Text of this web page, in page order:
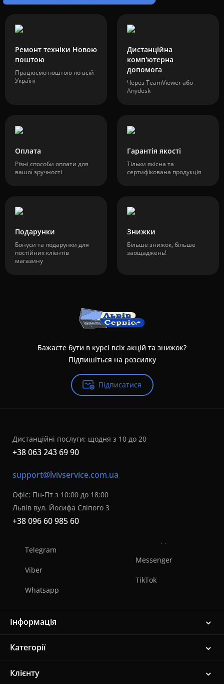
Ремонт техніки Новою
поштою
Працюємо поштою по всій
Україні
Дистанційна
комп'ютерна
допомога
Через TeamViewer або
Anydesk
Оплата
Різні способи оплати для
вашої зручності
Гарантія якості
Тільки якісна та
сертифікована продукція
Подарунки
Бонуси та подарунки для
постійних клієнтів
магазину
Знижки
Більше знижок, більше
заощаджень!
Бажаєте бути в курсі всіх акцій та знижок?
Підпишіться на розсилку
Підписатися
Дистанційні послуги: щодня з 10 до 20
+38 063 243 69 90
support@lvivservice.com.ua
Офіс: Пн-Пт з 10:00 до 18:00
Львів вул. Йосифа Сліпого 3
+38 096 60 985 60
Telegram
Viber
Whatsapp
Messenger
TikTok
Інформація
Категорії
Клієнту